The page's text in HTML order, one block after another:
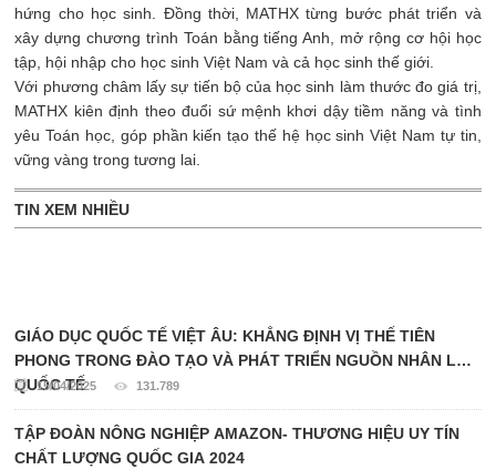
hứng cho học sinh. Đồng thời, MATHX từng bước phát triển và
xây dựng chương trình Toán bằng tiếng Anh, mở rộng cơ hội học
tập, hội nhập cho học sinh Việt Nam và cả học sinh thế giới.
Với phương châm lấy sự tiến bộ của học sinh làm thước đo giá trị,
MATHX kiên định theo đuổi sứ mệnh khơi dậy tiềm năng và tình
yêu Toán học, góp phần kiến tạo thế hệ học sinh Việt Nam tự tin,
vững vàng trong tương lai.
TIN XEM NHIỀU
GIÁO DỤC QUỐC TẾ VIỆT ÂU: KHẲNG ĐỊNH VỊ THẾ TIÊN
PHONG TRONG ĐÀO TẠO VÀ PHÁT TRIỂN NGUỒN NHÂN LỰC
QUỐC TẾ
15/04/2025 131.789
TẬP ĐOÀN NÔNG NGHIỆP AMAZON- THƯƠNG HIỆU UY TÍN
CHẤT LƯỢNG QUỐC GIA 2024